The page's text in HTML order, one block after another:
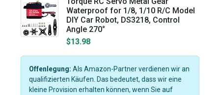
Waterproof for 1/8, 1/10 R/C Model
DIY Car Robot, DS3218, Control
Angle 270°
$13.98
Offenlegung: Als Amazon-Partner verdienen wir an
qualifizierten Käufen. Das bedeutet, dass wir eine
kleine Provision erhalten können, wenn Sie auf